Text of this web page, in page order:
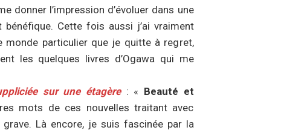
donner l’impression d’évoluer dans une
bénéfique. Cette fois aussi j’ai vraiment
monde particulier que je quitte à regret,
les quelques livres d’Ogawa qui me
sur une étagère : « Beauté et
mots de ces nouvelles traitant avec
Là encore, je suis fascinée par la